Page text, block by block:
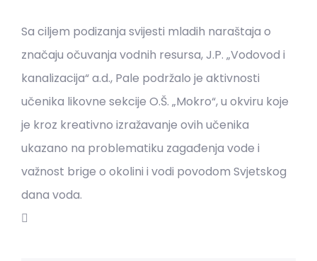
Sa ciljem podizanja svijesti mladih naraštaja o
značaju očuvanja vodnih resursa, J.P. „Vodovod i
kanalizacija“ a.d., Pale podržalo je aktivnosti
učenika likovne sekcije O.Š. „Mokro“, u okviru koje
je kroz kreativno izražavanje ovih učenika
ukazano na problematiku zagađenja vode i
važnost brige o okolini i vodi povodom Svjetskog
dana voda.